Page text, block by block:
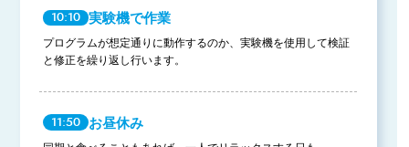
10:10 実験機で作業
プログラムが想定通りに動作するのか、実験機を使用して検証
と修正を繰り返し行います。
11:50 お昼休み